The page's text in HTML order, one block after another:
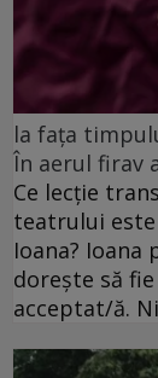
la fața
În aerul firav
Ce lecție
teatrului
Ioana?
dorește să
acceptat/ă.